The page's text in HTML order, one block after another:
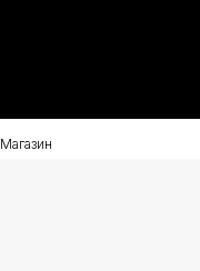
Магазин